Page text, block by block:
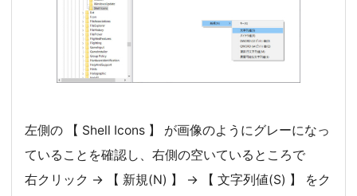
左側の 【 Shell Icons 】 が画像のようにグレーになっ
ていることを確認し、右側の空いているところで
右クリック → 【 新規(N) 】 → 【 文字列値(S) 】 をク